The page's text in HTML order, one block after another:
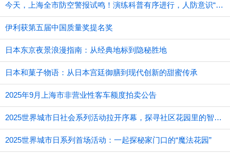
今天，上海全市防空警报试鸣！演练科普有序进行，人防意识“声入人心”
伊利获第五届中国质量奖提名奖
日本东京夜景浪漫指南：从经典地标到隐秘胜地
日本和菓子物语：从日本宫廷御膳到现代创新的甜蜜传承
2025年9月上海市非营业性客车额度拍卖公告
2025世界城市日社会系列活动拉开序幕，探寻社区花园里的智慧应用
2025世界城市日系列首场活动：一起探秘家门口的“魔法花园”